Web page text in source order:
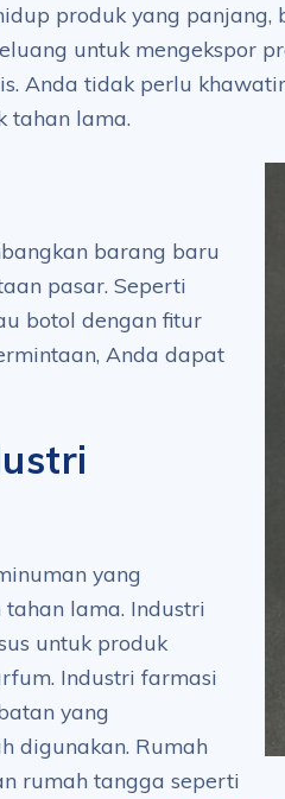
produk yang
untuk mengekspor
Anda tidak perlu
tahan lama.
barang baru
pasar. Seperti
botol dengan fitur
Anda dapat
yang
lama. Industri
untuk produk
Industri farmasi
yang
digunakan. Rumah
rumah tangga seperti